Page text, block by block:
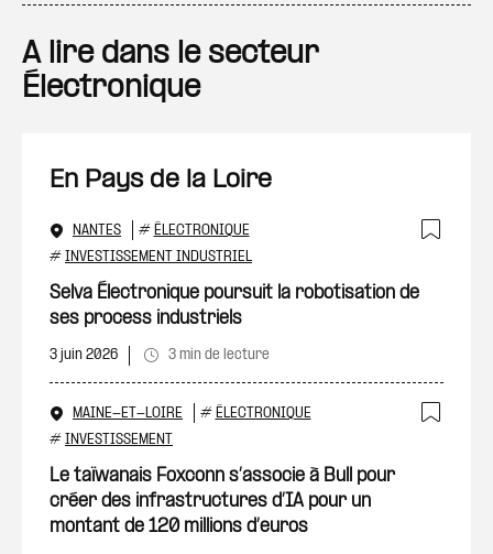
A lire dans le secteur
Électronique
En Pays de la Loire
NANTES # ÉLECTRONIQUE
# INVESTISSEMENT INDUSTRIEL
Selva Électronique poursuit la robotisation de
ses process industriels
3 juin 2026 3 min de lecture
MAINE-ET-LOIRE # ÉLECTRONIQUE
# INVESTISSEMENT
Le taïwanais Foxconn s’associe à Bull pour
créer des infrastructures d’IA pour un
montant de 120 millions d’euros